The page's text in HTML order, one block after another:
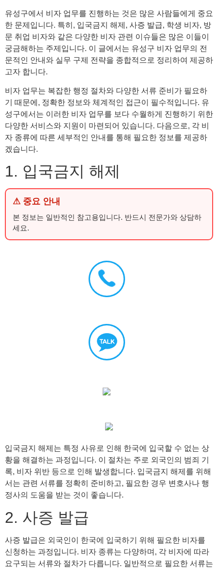
유성구에서 비자 업무를 진행하는 것은 많은 사람들에게 중요
한 문제입니다. 특히, 입국금지 해제, 사증 발급, 학생 비자, 방
문 취업 비자와 같은 다양한 비자 관련 이슈들은 많은 이들이
궁금해하는 주제입니다. 이 글에서는 유성구 비자 업무의 전
문적인 안내와 실무 구제 전략을 종합적으로 정리하여 제공하
고자 합니다.
비자 업무는 복잡한 행정 절차와 다양한 서류 준비가 필요하
기 때문에, 정확한 정보와 체계적인 접근이 필수적입니다. 유
성구에서는 이러한 비자 업무를 보다 수월하게 진행하기 위한
다양한 서비스와 지원이 마련되어 있습니다. 다음으로, 각 비
자 종류에 따른 세부적인 안내를 통해 필요한 정보를 제공하
겠습니다.
1. 입국금지 해제
⚠ 중요 안내
본 정보는 일반적인 참고용입니다. 반드시 전문가와 상담하
세요.
입국금지 해제는 특정 사유로 인해 한국에 입국할 수 없는 상
황을 해결하는 과정입니다. 이 절차는 주로 외국인의 범죄 기
록, 비자 위반 등으로 인해 발생합니다. 입국금지 해제를 위해
서는 관련 서류를 정확히 준비하고, 필요한 경우 변호사나 행
정사의 도움을 받는 것이 좋습니다.
2. 사증 발급
사증 발급은 외국인이 한국에 입국하기 위해 필요한 비자를
신청하는 과정입니다. 비자 종류는 다양하며, 각 비자에 따라
요구되는 서류와 절차가 다릅니다. 일반적으로 필요한 서류는